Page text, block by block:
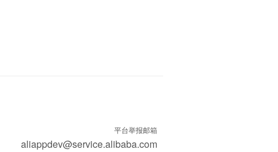
平台举报邮箱
aliappdev@service.alibaba.com